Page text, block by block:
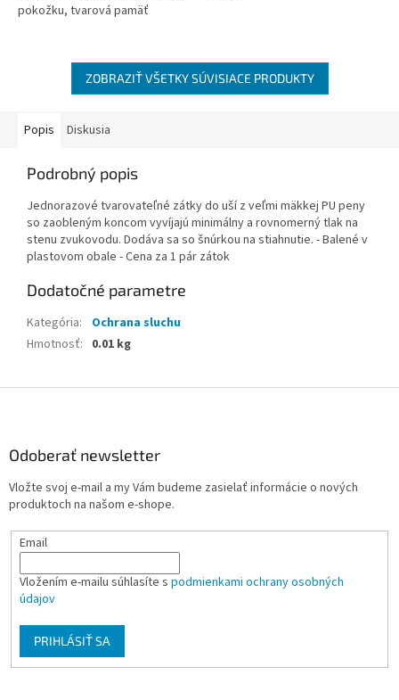
pokožku, tvarová pamäť
jednoduché a...
ZOBRAZIŤ VŠETKY SÚVISIACE PRODUKTY
Popis Diskusia
Podrobný popis
Jednorazové tvarovateľné zátky do uší z veľmi mäkkej PU peny
so zaobleným koncom vyvíjajú minimálny a rovnomerný tlak na
stenu zvukovodu. Dodáva sa so šnúrkou na stiahnutie. - Balené v
plastovom obale - Cena za 1 pár zátok
Dodatočné parametre
Kategória:
Ochrana sluchu
Hmotnosť: 0.01 kg
Odoberať newsletter
Vložte svoj e-mail a my Vám budeme zasielať informácie o nových
produktoch na našom e-shope.
Email
Vložením e-mailu súhlasíte s podmienkami ochrany osobných
údajov
PRIHLÁSIŤ SA